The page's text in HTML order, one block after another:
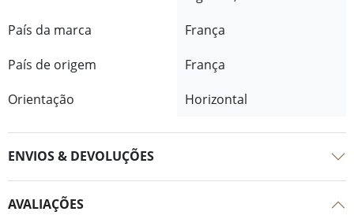
País da marca
França
País de origem
França
Orientação
Horizontal
ENVIOS & DEVOLUÇÕES
AVALIAÇÕES